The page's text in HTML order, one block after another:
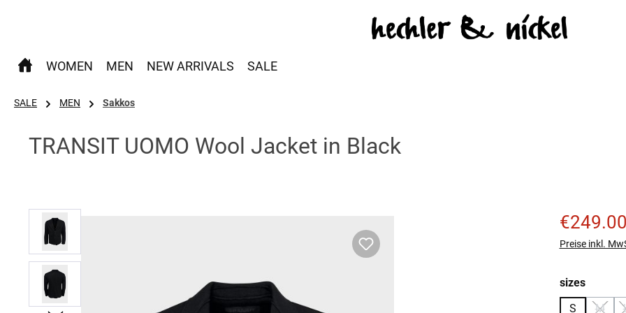
WOMEN MEN NEW ARRIVALS SALE
SALE MEN Sakkos
TRANSIT UOMO Wool Jacket in Black
Bildergalerie überspringen Verkaufspreis:
€249.00
Preise inkl.
sizes
S
M